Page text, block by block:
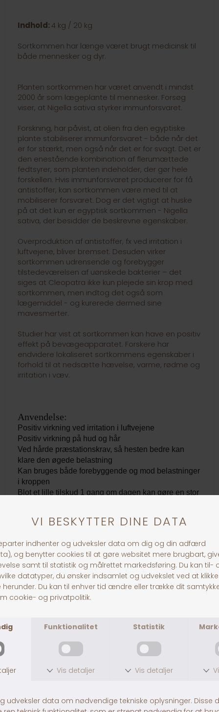
Indhold:4 kg / 20 kg
Sortkommen har længe været brugt medicinsk til
både mennesker og dyr.
Planten sortkommen har været anvendt i mindst
2000 år som lægeplante til mennesker. Forsøg
viser, at Nigella sativa styrker immunforsvaret.
Forskning, har påvist, at olien fra den egyptiske
plante stabiliserer immunforsvaret - både når det
er for stærkt, men også når det er for svagt. Det er
den enestående kombination af flerumættede
fedtsyrer, som planten indeholder, der gør hele
forskellen. Hvis immunforsvaret producerer for få
antistoffer, kan sortkommen være med til at
mobiliserer forsvaret. Dog er det vigtigt at huske
på at det kun er egyptisk sortkommen - Nigella
sativa, der besidder de beskrevne egenskaber.
Overproduktion af antistoffer, fx ved irritation i
luftvejene, bliver bremset. Desuden virker
sortkommen udrensende og forebygger
tilstedeværelsen af uønskede bakterier – det
siges at Cleopatra ikke kun plejede sin krop med
sortkommen, men indtog det også som
lægemiddel - og kurerede dermed sine
mavesmerter.
Studier har vist at sortkommen kan have en positiv
effekt på bevægeapparatet. Forskere har
endvidere lokaliseret sortkommens egenskaber i
forhold til at nedsætte hævelse, varme, rødme og
irritation i væv.
Anvendelse:
Positiv virkning ved irritation i luftvejene
Positiv virkning på hud og hår
Ved hårde præstationskrav, så hesten bedre kan
klare den øgede belastning
Kan bruges både forebyggende og mod belastninger
i kroppen
Blot et lille tilskud 1 gang om dagen kan gøre en stor
Opbevaring og holdbarhed:
Da Nordic Horse produkterne er 100% naturlige og
uden tilsætningsstoffer, er den korrekte
opbevaring vigtig for holdbarheden. Nordic
Sortkommen Pellets bør opbevares tørt, køligt og
ikke i direkte sollys - gerne i en lukket beholder.
stalden inden det anvendes.
Fragt fra 39,-